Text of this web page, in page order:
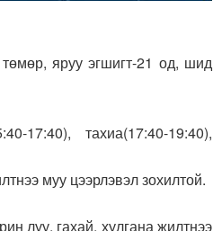
яруу эгшигт-21 од, шид
17:40), тахиа(17:40-19:40),
муу цээрлэвэл зохилтой.
луу, гахай, хулгана жилтнээ